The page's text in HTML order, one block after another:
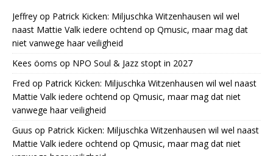
Jeffrey op Patrick Kicken: Miljuschka Witzenhausen wil wel
naast Mattie Valk iedere ochtend op Qmusic, maar mag dat
niet vanwege haar veiligheid
Kees öoms op NPO Soul & Jazz stopt in 2027
Fred op Patrick Kicken: Miljuschka Witzenhausen wil wel naast
Mattie Valk iedere ochtend op Qmusic, maar mag dat niet
vanwege haar veiligheid
Guus op Patrick Kicken: Miljuschka Witzenhausen wil wel naast
Mattie Valk iedere ochtend op Qmusic, maar mag dat niet